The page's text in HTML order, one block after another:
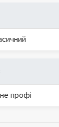
профі